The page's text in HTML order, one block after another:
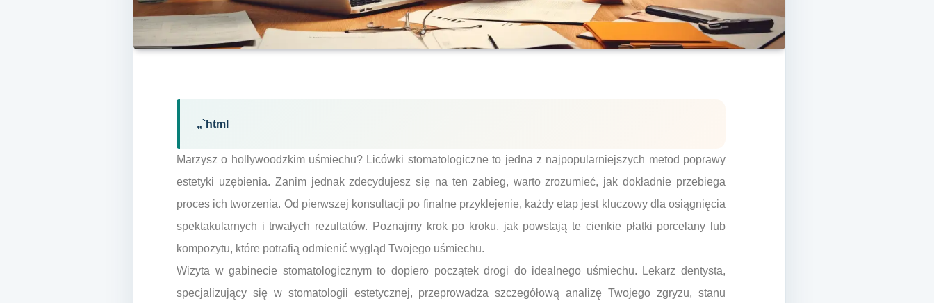
„`html
Marzysz o hollywoodzkim uśmiechu? Licówki stomatologiczne to jedna z najpopularniejszych metod poprawy
estetyki uzębienia. Zanim jednak zdecydujesz się na ten zabieg, warto zrozumieć, jak dokładnie przebiega
proces ich tworzenia. Od pierwszej konsultacji po finalne przyklejenie, każdy etap jest kluczowy dla osiągnięcia
spektakularnych i trwałych rezultatów. Poznajmy krok po kroku, jak powstają te cienkie płatki porcelany lub
kompozytu, które potrafią odmienić wygląd Twojego uśmiechu.
Wizyta w gabinecie stomatologicznym to dopiero początek drogi do idealnego uśmiechu. Lekarz dentysta,
specjalizujący się w stomatologii estetycznej, przeprowadza szczegółową analizę Twojego zgryzu, stanu